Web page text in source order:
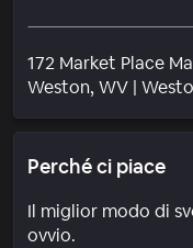
172 Market Place
Weston, WV |
Perché ci piace
Il miglior modo di
ovvio.